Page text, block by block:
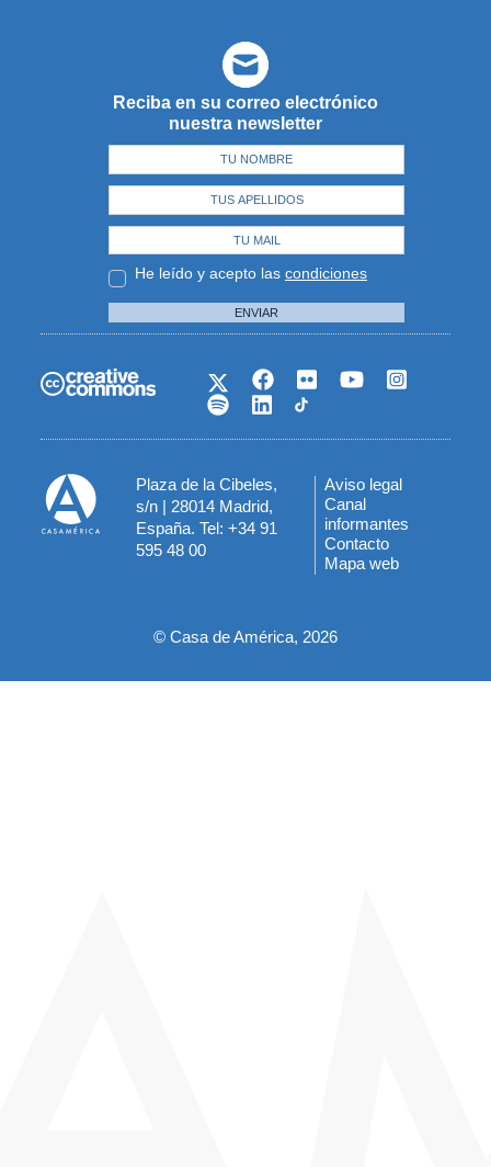
Reciba en su correo electrónico
nuestra newsletter
He leído y acepto las condiciones
ENVIAR
Plaza de la Cibeles,
s/n | 28014 Madrid,
España. Tel: +34 91
595 48 00
Menú
del
pie
Aviso legal
Canal
informantes
Contacto
Mapa web
© Casa de América, 2026